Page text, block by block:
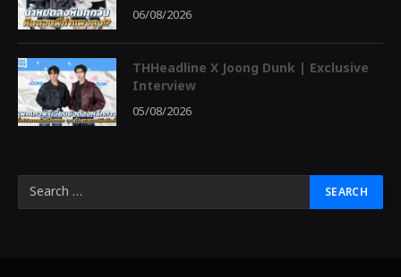
06/08/2026
THHeadline X Joong Dunk | Exclusive
Interview
05/08/2026